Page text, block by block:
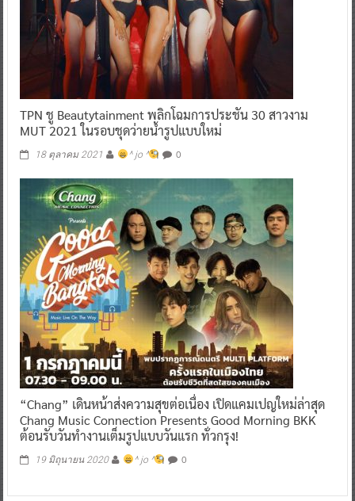
TPN ชู Beautytainment พลิกโฉมการประชัน 30 สาวงาม
MUT 2021 ในรอบชุดว่ายน้ำรูปแบบใหม่
18 ตุลาคม 2021 ^ jo ^ 0
“Chang” เดินหน้าส่งความสุขต่อเนื่อง เปิดแคมเปญใหม่ล่าสุด
Chang Music Connection Presents Good Morning BKK
ต้อนรับวันทำงานเต็มรูปแบบวันแรก ทั่วกรุง!
19 มิถุนายน 2020 ^ jo ^ 0